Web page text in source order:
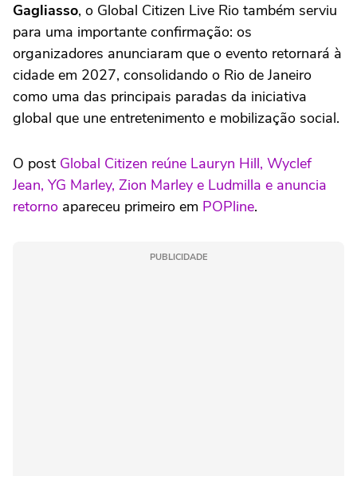
Gagliasso, o Global Citizen Live Rio também serviu
para uma importante confirmação: os
organizadores anunciaram que o evento retornará à
cidade em 2027, consolidando o Rio de Janeiro
como uma das principais paradas da iniciativa
global que une entretenimento e mobilização social.
O post Global Citizen reúne Lauryn Hill, Wyclef
Jean, YG Marley, Zion Marley e Ludmilla e anuncia
retorno apareceu primeiro em POPline.
PUBLICIDADE